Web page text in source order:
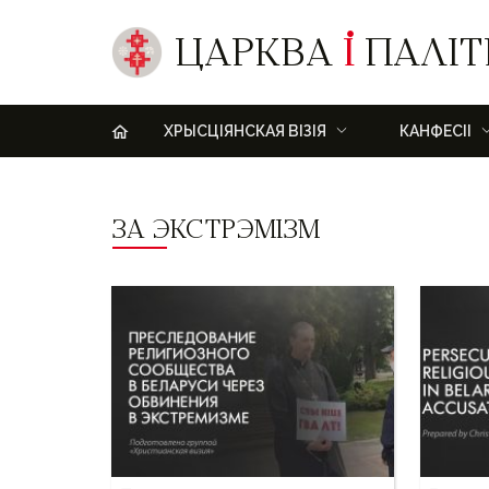
ЦАРКВА І
ХРЫСЦІЯНСКАЯ ВІЗІЯ КАНФЕСІІ
ЗА ЭКСТРЭМІЗМ